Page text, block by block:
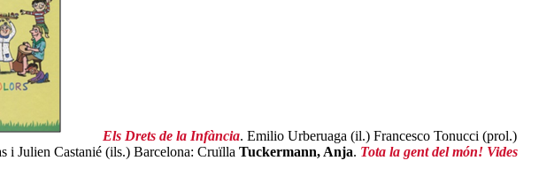
Els Drets de la Infància. Emilio Urberuaga (il.) Francesco Tonucci (prol.)
i Julien Castanié (ils.) Barcelona: Cruïlla Tuckermann, Anja. Tota la gent del món! Vides